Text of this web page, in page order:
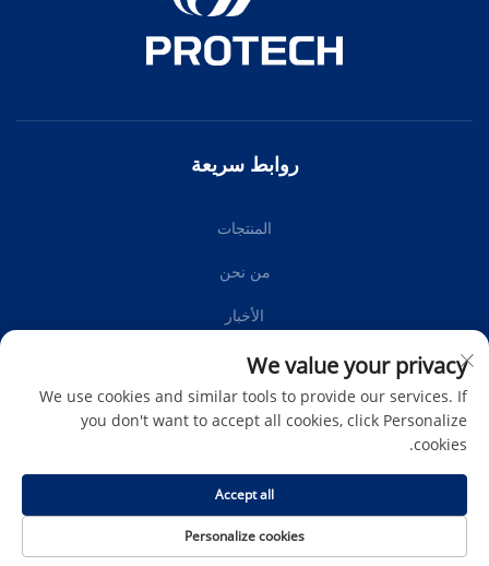
روابط سريعة
المنتجات
من نحن
الأخبار
اتصل بنا
حقوق الطبع والنشر © Protech Autoparts Co.,Ltd. جميع الحقوق
سياسة الخصوصية
We value your privacy
We use cookies and similar tools to provide our services. If
you don't want to accept all cookies, click Personalize
cookies.
Personalize cookies
Accept all